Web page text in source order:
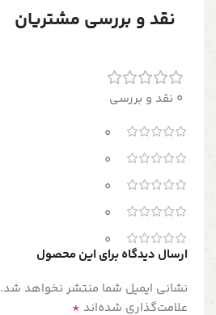
نقد و بررسی مشتریان
0 نقد و بررسی
0
0
0
0
0
ارسال دیدگاه برای این محصول
نشانی ایمیل شما منتشر نخواهد شد.
علامت‌گذاری شده‌اند *